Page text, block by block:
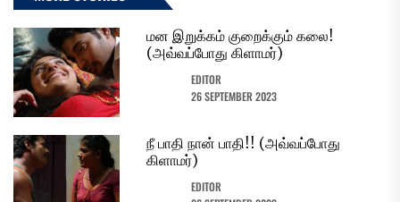
மன இறுக்கம் குறைக்கும் கலை!
(அவ்வப்போது கிளாமர்)
EDITOR
26 SEPTEMBER 2023
நீ பாதி நான் பாதி!! (அவ்வப்போது
கிளாமர்)
EDITOR